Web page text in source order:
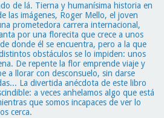
de lá. Tierna y humanísima historia en
las imágenes, Roger Mello, el joven
prometedora carrera internacional,
por una florecita que crece a unos
donde él se encuentra, pero a la que
obstáculos se lo impiden: unos
De repente la flor emprende viaje y
a llorar con desconsuelo, sin darse
La divertida anécdota de este libro
a veces anhelamos algo que está
que somos incapaces de ver lo
cerca.